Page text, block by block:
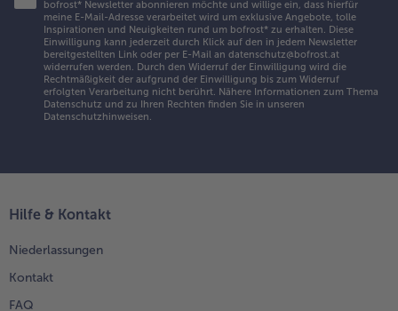
bofrost* Newsletter abonnieren möchte und willige ein, dass hierfür
meine E-Mail-Adresse verarbeitet wird um exklusive Angebote, tolle
Inspirationen und Neuigkeiten rund um bofrost* zu erhalten. Diese
Einwilligung kann jederzeit durch Klick auf den in jedem Newsletter
bereitgestellten Link oder per E-Mail an datenschutz@bofrost.at
widerrufen werden. Durch den Widerruf der Einwilligung wird die
Rechtmäßigkeit der aufgrund der Einwilligung bis zum Widerruf
erfolgten Verarbeitung nicht berührt. Nähere Informationen zum Thema
Datenschutz und zu Ihren Rechten finden Sie in unseren
Datenschutzhinweisen.
Hilfe & Kontakt
Niederlassungen
Kontakt
FAQ